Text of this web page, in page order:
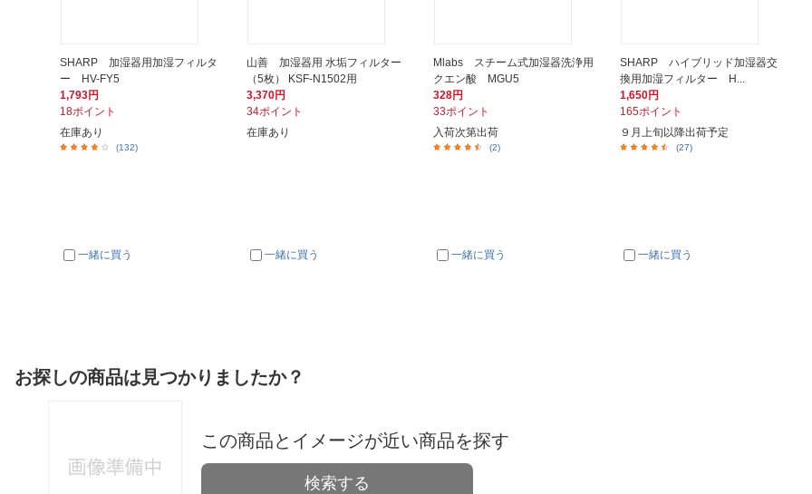
SHARP 加湿器用加湿フィルタ
ー HV-FY5
1,793円
18ポイント
在庫あり
(132)
一緒に買う
山善 加湿器用 水垢フィルター
（5枚） KSF-N1502用
3,370円
34ポイント
在庫あり
一緒に買う
Mlabs スチーム式加湿器洗浄用
クエン酸 MGU5
328円
33ポイント
入荷次第出荷
(2)
一緒に買う
SHARP ハイブリッド加湿器交
換用加湿フィルター H...
1,650円
165ポイント
９月上旬以降出荷予定
(27)
一緒に買う
お探しの商品は見つかりましたか？
この商品とイメージが近い商品を探す
検索する